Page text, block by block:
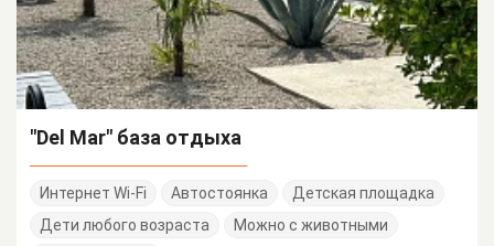
"Del Mar" база отдыха
Интернет Wi-Fi Автостоянка
Детская площадка
Дети любого возраста
Можно с животными